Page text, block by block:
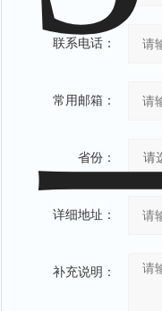
联系电话：
常用邮箱：
省份：
详细地址：
补充说明：